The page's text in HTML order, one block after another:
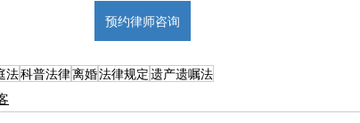
预约律师咨询
法科普法律离婚法律规定遗产遗嘱法